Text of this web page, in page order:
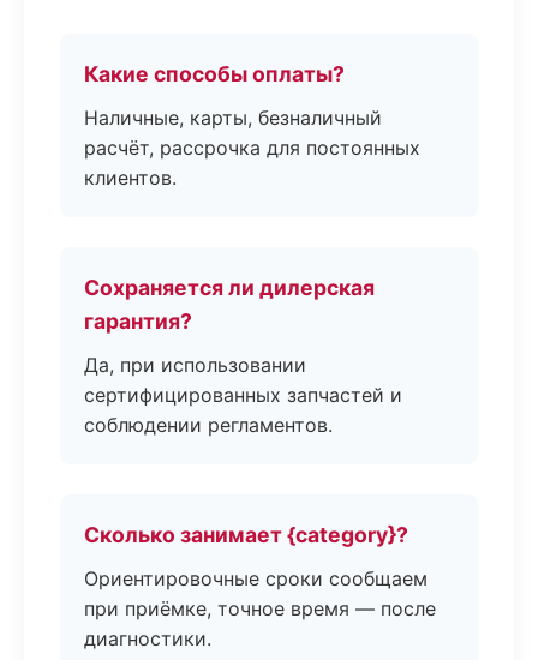
Какие способы оплаты?
Наличные, карты, безналичный
расчёт, рассрочка для постоянных
клиентов.
Сохраняется ли дилерская
гарантия?
Да, при использовании
сертифицированных запчастей и
соблюдении регламентов.
Сколько занимает {category}?
Ориентировочные сроки сообщаем
при приёмке, точное время — после
диагностики.